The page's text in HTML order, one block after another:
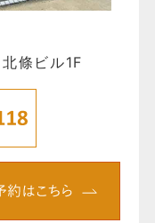
條ビル1F